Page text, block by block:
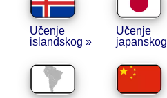
Učenje
islandskog »
Učenje